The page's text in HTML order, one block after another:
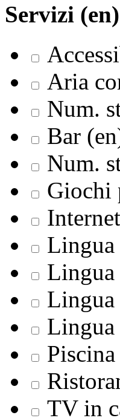
Servizi (en)
Aria
Num.
Bar
Num.
Giochi
Lingua
Lingua
Lingua
Lingua
TV in